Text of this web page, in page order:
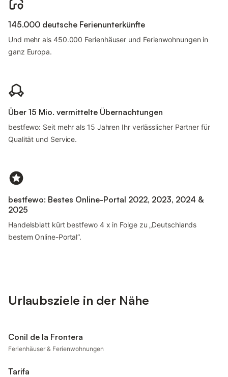
145.000 deutsche Ferienunterkünfte
Und mehr als 450.000 Ferienhäuser und Ferienwohnungen in
ganz Europa.
Über 15 Mio. vermittelte Übernachtungen
bestfewo: Seit mehr als 15 Jahren Ihr verlässlicher Partner für
Qualität und Service.
bestfewo: Bestes Online-Portal 2022, 2023, 2024 &
2025
Handelsblatt kürt bestfewo 4 x in Folge zu „Deutschlands
bestem Online-Portal“.
Urlaubsziele in der Nähe
Conil de la Frontera
Ferienhäuser & Ferienwohnungen
Tarifa